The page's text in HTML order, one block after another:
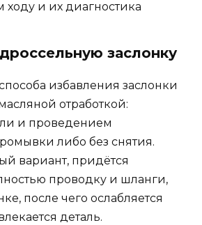
заслонку
избавления заслонки
отработкой:
и проведением
либо без снятия.
вариант, придётся
проводку и шланги,
после чего ослабляется
деталь.